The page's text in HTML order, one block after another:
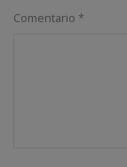
Comentario *